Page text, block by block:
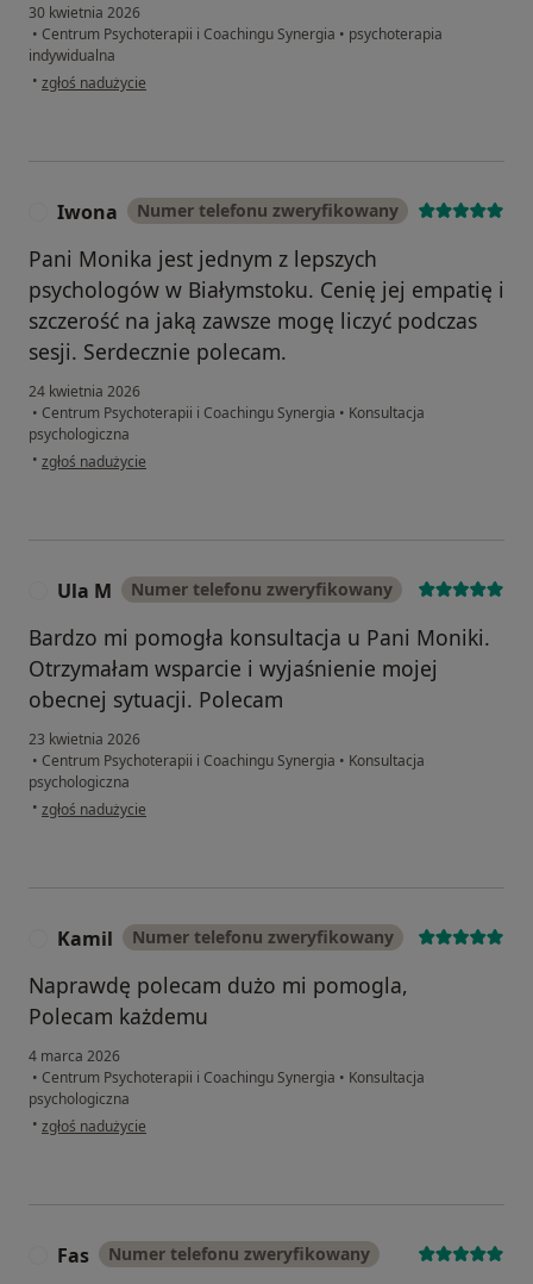
30 kwietnia 2026
• Centrum Psychoterapii i Coachingu Synergia • psychoterapia
indywidualna
• w opinii użytkownika Diana
zgłoś nadużycie
Iwona Numer telefonu zweryfikowany
Pani Monika jest jednym z lepszych
psychologów w Białymstoku. Cenię jej empatię i
szczerość na jaką zawsze mogę liczyć podczas
sesji. Serdecznie polecam.
24 kwietnia 2026
• Centrum Psychoterapii i Coachingu Synergia • Konsultacja
psychologiczna
• w opinii użytkownika Iwona
zgłoś nadużycie
Ula M Numer telefonu zweryfikowany
Bardzo mi pomogła konsultacja u Pani Moniki.
Otrzymałam wsparcie i wyjaśnienie mojej
obecnej sytuacji. Polecam
23 kwietnia 2026
• Centrum Psychoterapii i Coachingu Synergia • Konsultacja
psychologiczna
• w opinii użytkownika Ula M
zgłoś nadużycie
Kamil Numer telefonu zweryfikowany
Naprawdę polecam dużo mi pomogla,
Polecam każdemu
4 marca 2026
• Centrum Psychoterapii i Coachingu Synergia • Konsultacja
psychologiczna
• w opinii użytkownika Kamil
zgłoś nadużycie
Fas Numer telefonu zweryfikowany